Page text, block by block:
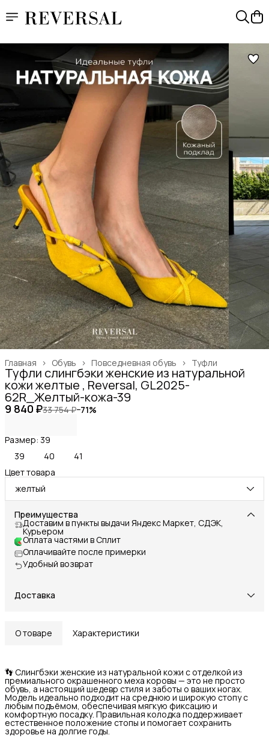
Туфли
Повседневная обувь ›
Обувь ›
Главная ›
Туфли слингбэки женские из натуральной
кожи желтые , Reversal, GL2025-
62R_Желтый-кожа-39
9 840 ₽33 754 ₽−71%
Размер: 39
39
40
41
Цвет товара
желтый
Преимущества
Доставим в пункты выдачи Яндекс Маркет, СДЭК,
Курьером
Оплата частями в Сплит
Оплачивайте после примерки
Удобный возврат
Доставка
О товаре Характеристики
👣 Слингбэки женские из натуральной кожи с отделкой из
премиального окрашенного меха коровы — это не просто
обувь, а настоящий шедевр стиля и заботы о ваших ногах.
Модель идеально подходит на среднюю и широкую стопу с
любым подъёмом, обеспечивая мягкую фиксацию и
комфортную посадку. Правильная колодка поддерживает
естественное положение стопы и помогает сохранить
здоровье на долгие годы.